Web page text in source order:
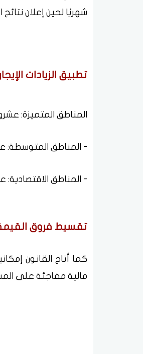
شهريًا لحين إعلان
تطبيق الزيادات
المناطق المتميزة: عشرون
- المناطق المتوسطة:
- المناطق الاقتصادية:
تقسيط فروق القيمة
كما أتاح القانون
مالية مفاجئة على